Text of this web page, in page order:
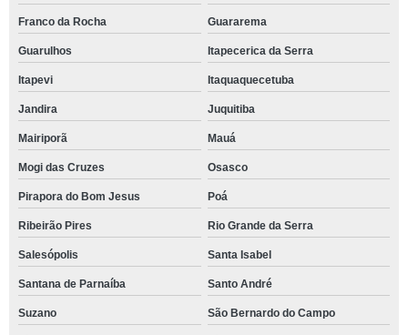
Franco da Rocha Guararema
Guarulhos Itapecerica da Serra
Itapevi Itaquaquecetuba
Jandira Juquitiba
Mairiporã Mauá
Mogi das Cruzes Osasco
Pirapora do Bom Jesus Poá
Ribeirão Pires Rio Grande da Serra
Salesópolis Santa Isabel
Santana de Parnaíba Santo André
Suzano São Bernardo do Campo